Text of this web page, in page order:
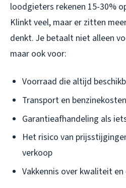
loodgieters rekenen 15-30%
Klinkt veel, maar er zitten
denkt. Je betaalt niet alleen
maar ook voor:
Voorraad die altijd
Transport en benzinekosten
Garantieafhandeling als
Het risico van
verkoop
Vakkennis over kwaliteit